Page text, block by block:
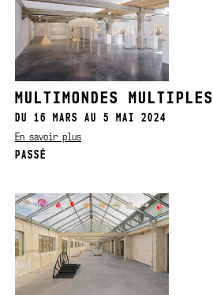
MULTIMONDES MULTIPLES
DU 16 MARS AU 5 MAI 2024
En savoir plus
PASSÉ